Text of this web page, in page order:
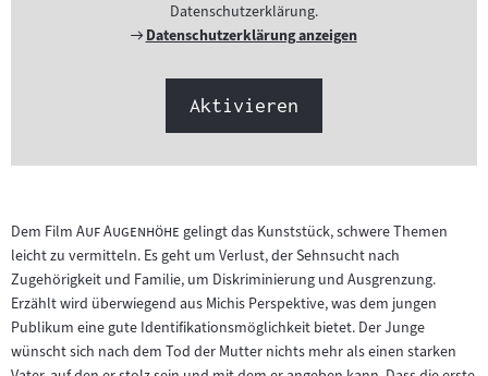
Datenschutzerklärung.
Externer
Datenschutzerklärung anzeigen
Aktivieren
Dem Film "
Auf Augenhöhe "gelingt das Kunststück, schwere Themen
leicht zu vermitteln. Es geht um Verlust, der Sehnsucht nach
Zugehörigkeit und Familie, um Diskriminierung und Ausgrenzung.
Erzählt wird überwiegend aus Michis Perspektive, was dem jungen
Publikum eine gute Identifikationsmöglichkeit bietet. Der Junge
wünscht sich nach dem Tod der Mutter nichts mehr als einen starken